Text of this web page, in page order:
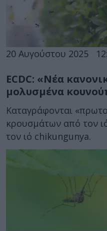
20 Αυγούστου 2025
ECDC: «Νέα
μολυσμένα
Καταγράφονται
κρουσμάτων από τον
τον ιό chikungunya.